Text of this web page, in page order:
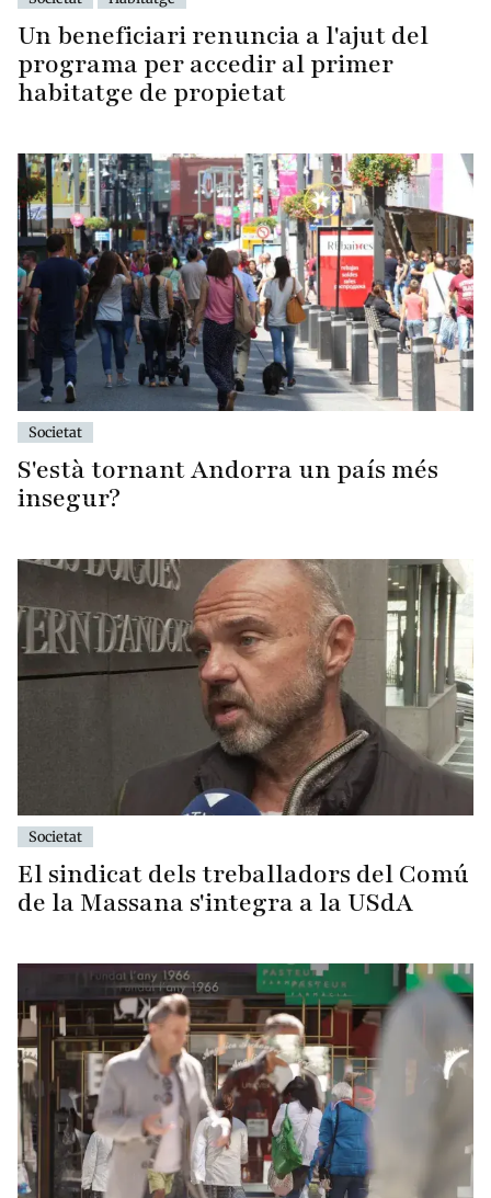
Un beneficiari renuncia a l'ajut del
programa per accedir al primer
habitatge de propietat
Societat
S'està tornant Andorra un país més
insegur?
Societat
El sindicat dels treballadors del Comú
de la Massana s'integra a la USdA